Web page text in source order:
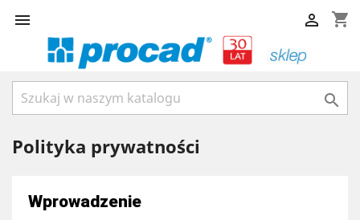
 shopping_cart


Polityka prywatności
Wprowadzenie